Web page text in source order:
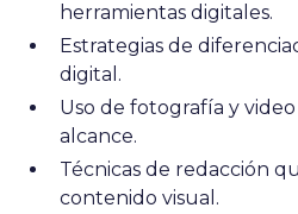
herramientas digitales.
Estrategias de
digital.
Uso de fotografía y
alcance.
Técnicas de redacción
contenido visual.